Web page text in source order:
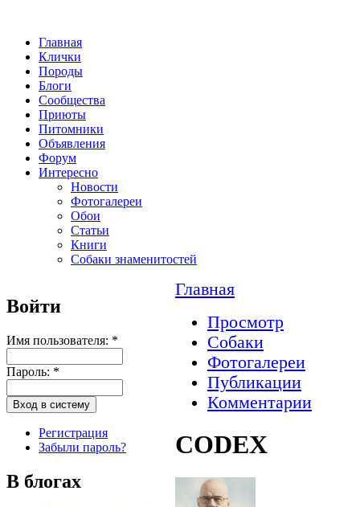
Главная
Клички
Породы
Блоги
Сообщества
Приюты
Питомники
Объявления
Форум
Интересно
Новости
Фотогалереи
Обои
Статьи
Книги
Собаки знаменитостей
Войти
Имя пользователя: *
Пароль: *
Регистрация
Забыли пароль?
В блогах
Главная
Просмотр
Собаки
Фотогалереи
Публикации
Комментарии
CODEX